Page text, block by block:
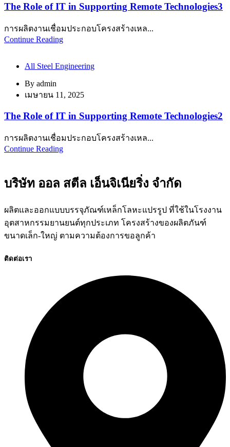
The Role of IT in Supporting Remote Technologies3
การผลิตงานเชื่อมประกอบโครงสร้างเหล...
Continue Reading
All Steel Engineering
By admin
เมษายน 11, 2025
The Role of IT in Supporting Remote Technologies2
การผลิตงานเชื่อมประกอบโครงสร้างเหล...
Continue Reading
บริษัท ออล สตีล เอ็นจิเนียริ่ง จำกัด
ผลิตและออกแบบบรรจุภัณฑ์เหล็กโลหะแปรรูป ที่ใช้ในโรงงาน
อุตสาหกรรมยานยนต์ทุกประเภท โครงสร้างของผลิตภันฑ์
ขนาดเล็ก-ใหญ่ ตามความต้องการขอลูกค้า
ติดต่อเรา